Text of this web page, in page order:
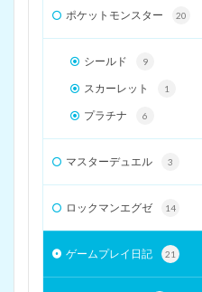
ポケットモンスター 20
シールド 9
スカーレット 1
プラチナ 6
マスターデュエル 3
ロックマンエグゼ 14
ゲームプレイ日記 21